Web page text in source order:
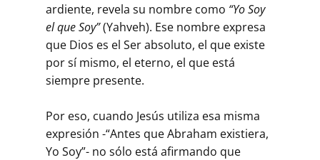
ardiente, revela su nombre como “Yo Soy
el que Soy”(Yahveh). Ese nombre expresa
que Dios es el Ser absoluto, el que existe
por sí mismo, el eterno, el que está
siempre presente.
Por eso, cuando Jesús utiliza esa misma
expresión -“Antes que Abraham existiera,
Yo Soy”- no sólo está afirmando que